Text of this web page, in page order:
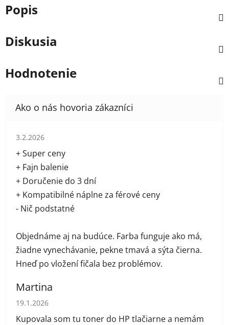
Popis
Diskusia
Hodnotenie
Hodnotenie obchodu je 5 z 5 hviezdičiek.
3.2.2026
+ Super ceny
+ Fajn balenie
+ Doručenie do 3 dní
+ Kompatibilné náplne za férové ceny
- Nič podstatné
Objednáme aj na budúce. Farba funguje ako má,
žiadne vynechávanie, pekne tmavá a sýta čierna.
Hneď po vložení fičala bez problémov.
Martina
Hodnotenie obchodu je 5 z 5 hviezdičiek.
19.1.2026
Kupovala som tu toner do HP tlačiarne a nemám